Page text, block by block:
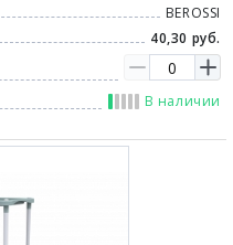
BEROSSI
40,30 руб.
В наличии